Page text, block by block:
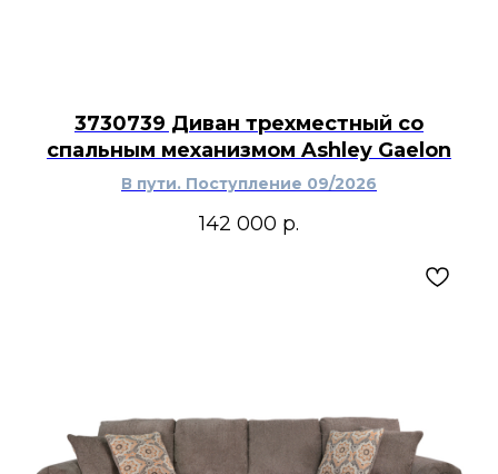
3730739 Диван трехместный со
спальным механизмом Ashley Gaelon
В пути. Поступление 09/2026
142 000 р.